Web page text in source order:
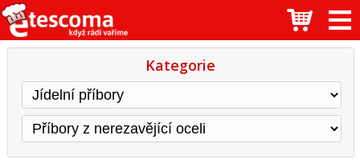
Kategorie